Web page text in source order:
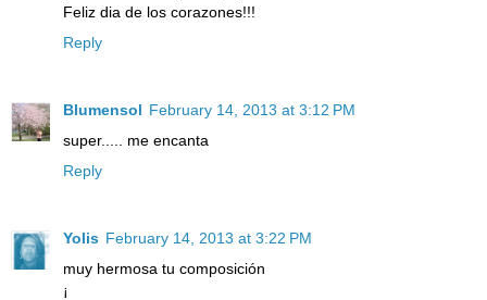
Feliz dia de los corazones!!!
Reply
Blumensol February 14, 2013 at 3:12 PM
super..... me encanta
Reply
Yolis February 14, 2013 at 3:22 PM
muy hermosa tu composición
¡